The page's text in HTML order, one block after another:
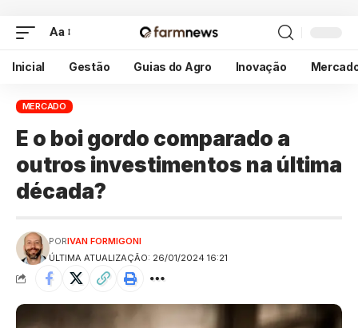
Aa
Inicial Gestão Guias do Agro Inovação
MERCADO
E o boi gordo comparado a
outros investimentos na última
década?
ÚLTIMA ATUALIZAÇÃO: 26/01/2024 16:21
PORIVAN FORMIGONI